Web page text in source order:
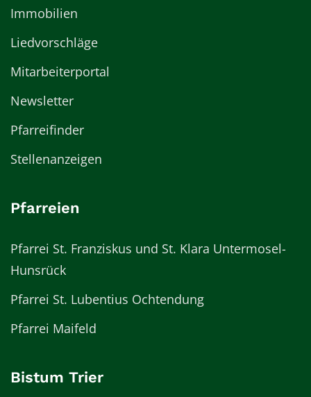
Immobilien
Liedvorschläge
Mitarbeiterportal
Newsletter
Pfarreifinder
Stellenanzeigen
Pfarreien
Pfarrei St. Franziskus und St. Klara Untermosel-
Hunsrück
Pfarrei St. Lubentius Ochtendung
Pfarrei Maifeld
Bistum Trier